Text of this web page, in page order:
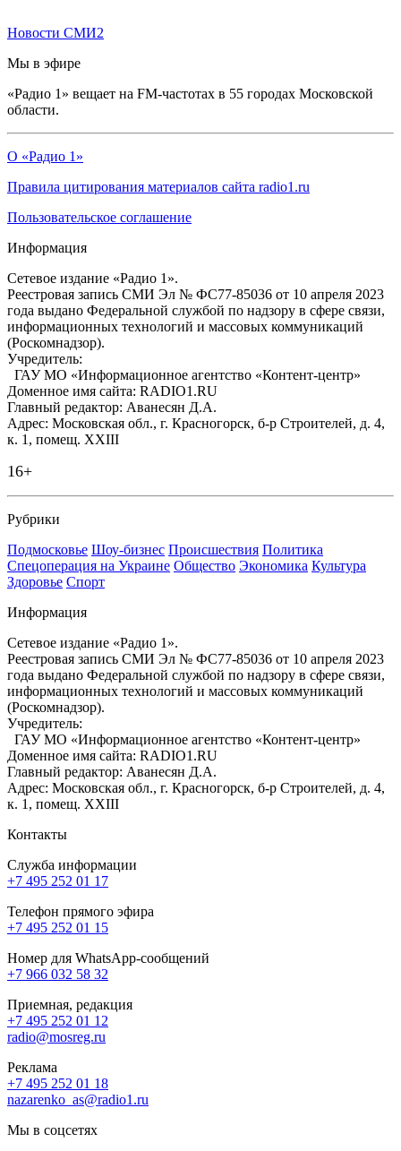
Новости СМИ2
Мы в эфире
«Радио 1» вещает на FM-частотах в 55 городах Московской
области.
О «Радио 1»
Правила цитирования материалов сайта radio1.ru
Пользовательское соглашение
Информация
Сетевое издание «Радио 1».
Реестровая запись СМИ Эл № ФС77-85036 от 10 апреля 2023
года выдано Федеральной службой по надзору в сфере связи,
информационных технологий и массовых коммуникаций
(Роскомнадзор).
Учредитель:
ГАУ МО «Информационное агентство «Контент-центр»
Доменное имя сайта: RADIO1.RU
Главный редактор: Аванесян Д.А.
Адрес: Московская обл., г. Красногорск, б-р Строителей, д. 4,
к. 1, помещ. XXIII
16+
Рубрики
Подмосковье Шоу-бизнес Происшествия Политика
Спецоперация на Украине Общество Экономика Культура
Здоровье Спорт
Информация
Сетевое издание «Радио 1».
Реестровая запись СМИ Эл № ФС77-85036 от 10 апреля 2023
года выдано Федеральной службой по надзору в сфере связи,
информационных технологий и массовых коммуникаций
(Роскомнадзор).
Учредитель:
ГАУ МО «Информационное агентство «Контент-центр»
Доменное имя сайта: RADIO1.RU
Главный редактор: Аванесян Д.А.
Адрес: Московская обл., г. Красногорск, б-р Строителей, д. 4,
к. 1, помещ. XXIII
Контакты
Служба информации
+7 495 252 01 17
Телефон прямого эфира
+7 495 252 01 15
Номер для WhatsApp-сообщений
+7 966 032 58 32
Приемная, редакция
+7 495 252 01 12
radio@mosreg.ru
Реклама
+7 495 252 01 18
nazarenko_as@radio1.ru
Мы в соцсетях